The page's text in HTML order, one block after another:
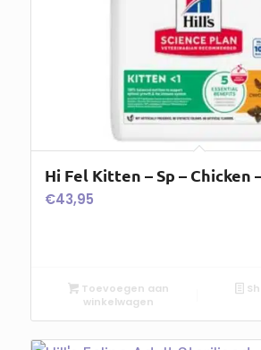
Hi Fel Kitten – Sp – Chicken
€43,95
Toevoegen aan
winkelwagen